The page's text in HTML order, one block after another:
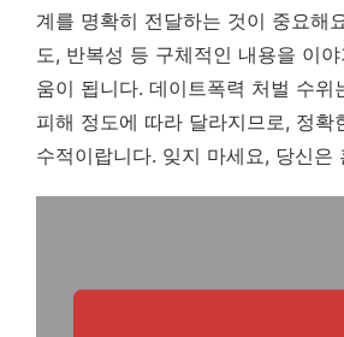
계를 명확히 전달하는 것이 중요해
도, 반복성 등 구체적인 내용을 이
움이 됩니다. 데이트폭력 처벌 수위
피해 정도에 따라 달라지므로, 정확
수적이랍니다. 잊지 마세요, 당신은